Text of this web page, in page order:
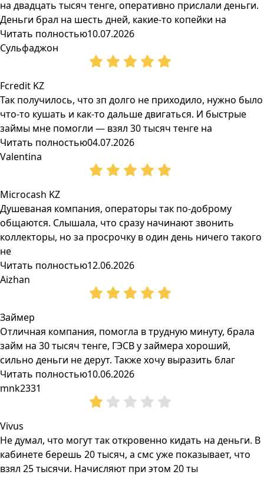
на двадцать тысяч тенге, оперативно прислали деньги.
Деньги брал на шесть дней, какие-то копейки на
Читать полностью10.07.2026
Сульфаджон
Fcredit KZ
Так получилось, что зп долго не приходило, нужно было
что-то кушать и как-то дальше двигаться. И быстрые
займы мне помогли — взял 30 тысяч тенге на
Читать полностью04.07.2026
Valentina
Microcash KZ
Душеваная компания, операторы так по-доброму
общаются. Слышала, что сразу начинают звонить
коллекторы, но за просрочку в один день ничего такого
не
Читать полностью12.06.2026
Aizhan
Займер
Отличная компания, помогла в трудную минуту, брала
займ на 30 тысяч тенге, ГЭСВ у займера хороший,
сильно деньги не дерут. Также хочу выразить благ
Читать полностью10.06.2026
mnk2331
Vivus
Не думал, что могут так откровенно кидать на деньги. В
кабинете берешь 20 тысяч, а смс уже показывает, что
взял 25 тысячи. Начисляют при этом 20 ты